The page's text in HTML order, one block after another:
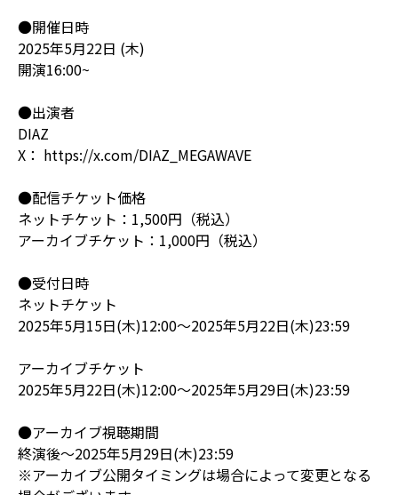
●開催日時
2025年5月22日 (木)
開演16:00~
●出演者
DIAZ
X： https://x.com/DIAZ_MEGAWAVE
●配信チケット価格
ネットチケット：1,500円（税込）
アーカイブチケット：1,000円（税込）
●受付日時
ネットチケット
2025年5月15日(木)12:00～2025年5月22日(木)23:59
アーカイブチケット
2025年5月22日(木)12:00～2025年5月29日(木)23:59
●アーカイブ視聴期間
終演後～2025年5月29日(木)23:59
※アーカイブ公開タイミングは場合によって変更となる